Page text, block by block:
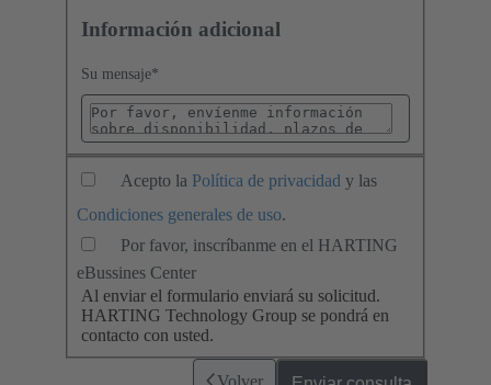
Información adicional
Su mensaje*
Acepto la Política de privacidad y las
Condiciones generales de uso.
Por favor, inscríbanme en el HARTING
eBussines Center
Al enviar el formulario enviará su solicitud.
HARTING Technology Group se pondrá en
contacto con usted.